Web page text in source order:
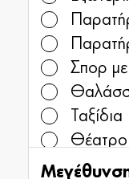
Σπορ
Ταξίδια
Θέατρο